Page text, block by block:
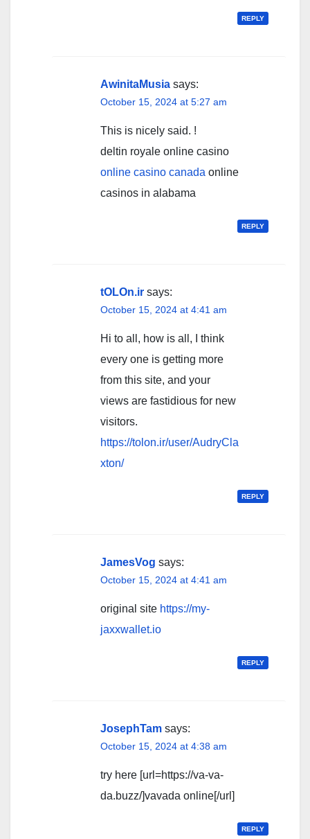
REPLY
AwinitaMusia says:
October 15, 2024 at 5:27 am
This is nicely said. !
deltin royale online casino
online casino canada online
casinos in alabama
REPLY
tOLOn.ir says:
October 15, 2024 at 4:41 am
Hi to all, how is all, I think
every one is getting more
from this site, and your
views are fastidious for new
visitors.
https://tolon.ir/user/AudryCla
xton/
REPLY
JamesVog says:
October 15, 2024 at 4:41 am
original site https://my-
jaxxwallet.io
REPLY
JosephTam says:
October 15, 2024 at 4:38 am
try here [url=https://va-va-
da.buzz/]vavada online[/url]
REPLY